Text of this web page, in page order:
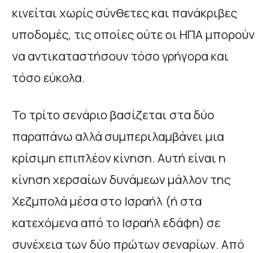
κινείται χωρίς σύνθετες και πανάκριβες
υποδομές, τις οποίες ούτε οι ΗΠΑ μπορούν
να αντικαταστήσουν τόσο γρήγορα και
τόσο εύκολα.
Το τρίτο σενάριο βασίζεται στα δύο
παραπάνω αλλά συμπεριλαμβάνει μια
κρίσιμη επιπλέον κίνηση. Αυτή είναι η
κίνηση χερσαίων δυνάμεων μάλλον της
Χεζμπολά μέσα στο Ισραήλ (ή στα
κατεχόμενα από το Ισραήλ εδάφη) σε
συνέχεια των δύο πρώτων σεναρίων. Από